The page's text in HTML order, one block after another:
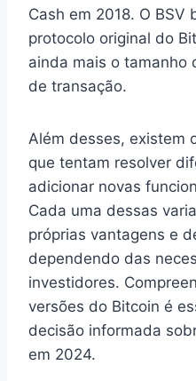
Cash em 2018. O BSV
protocolo original do
ainda mais o tamanho
de transação.
Além desses, existem
que tentam resolver
adicionar novas
Cada uma dessas
próprias vantagens e
dependendo das
investidores.
versões do Bitcoin é
decisão informada
em 2024.